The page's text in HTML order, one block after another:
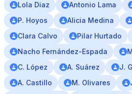
Lola Diaz
Antonio Lama
P. Hoyos
Alicia Medina
Clara Calvo
Pilar Hurtado
Nacho Fernández-Espada
C. López
A. Suárez J.
A. Castillo
M. Olivares